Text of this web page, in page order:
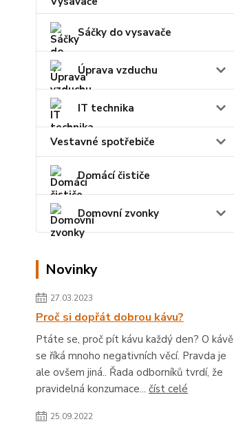
Sáčky do vysavače
Úprava vzduchu
IT technika
Vestavné spotřebiče
Domácí čističe
Domovní zvonky
Novinky
27.03.2023
Proč si dopřát dobrou kávu?
Ptáte se, proč pít kávu každý den? O kávě
se říká mnoho negativních věcí. Pravda je
ale ovšem jiná.. Řada odborníků tvrdí, že
pravidelná konzumace... číst celé
25.09.2022